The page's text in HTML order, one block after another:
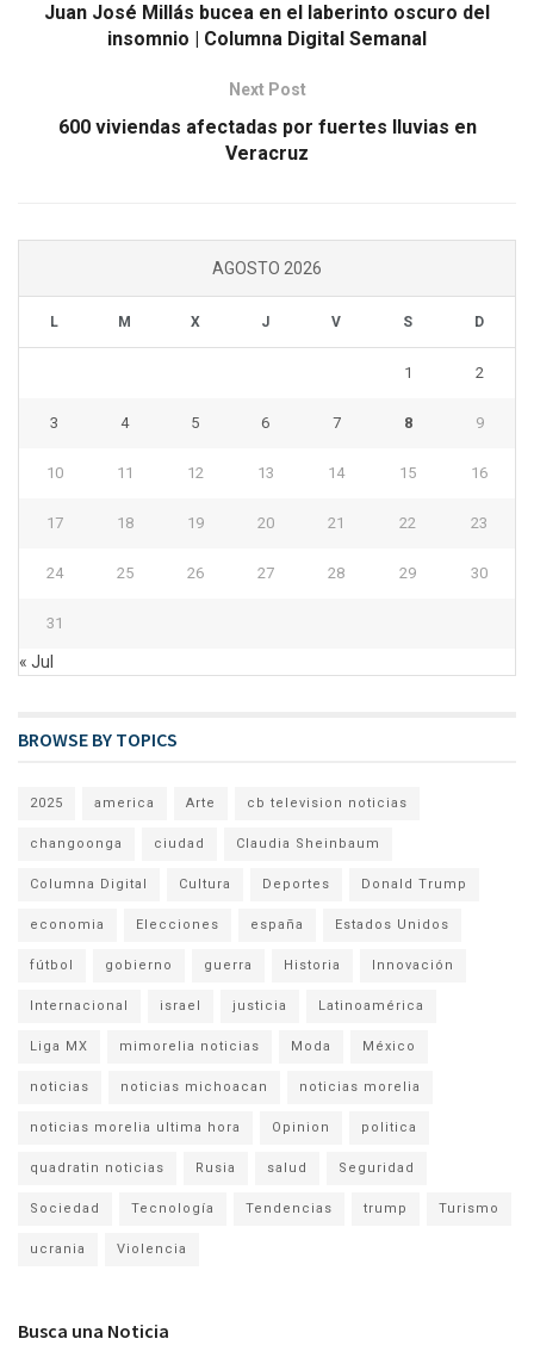
Juan José Millás bucea en el laberinto oscuro del
insomnio | Columna Digital Semanal
Next Post
600 viviendas afectadas por fuertes lluvias en
Veracruz
AGOSTO 2026
L M X J V S D
1 2
3 4 5 6 7 8 9
10 11 12 13 14 15 16
17 18 19 20 21 22 23
24 25 26 27 28 29 30
31
« Jul
BROWSE BY TOPICS
2025 america Arte cb television noticias
changoonga ciudad Claudia Sheinbaum
Columna Digital Cultura Deportes Donald Trump
economia Elecciones españa Estados Unidos
fútbol gobierno guerra Historia Innovación
Internacional israel justicia Latinoamérica
Liga MX mimorelia noticias Moda México
noticias noticias michoacan noticias morelia
noticias morelia ultima hora Opinion politica
quadratin noticias Rusia salud Seguridad
Sociedad Tecnología Tendencias trump Turismo
ucrania Violencia
Busca una Noticia